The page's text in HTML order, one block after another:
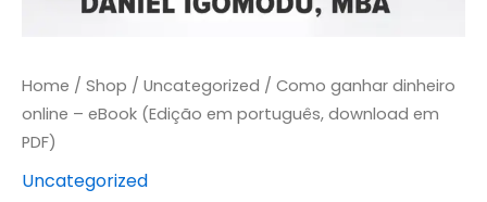
Home / Shop / Uncategorized / Como ganhar dinheiro
online – eBook (Edição em português, download em
PDF)
Uncategorized